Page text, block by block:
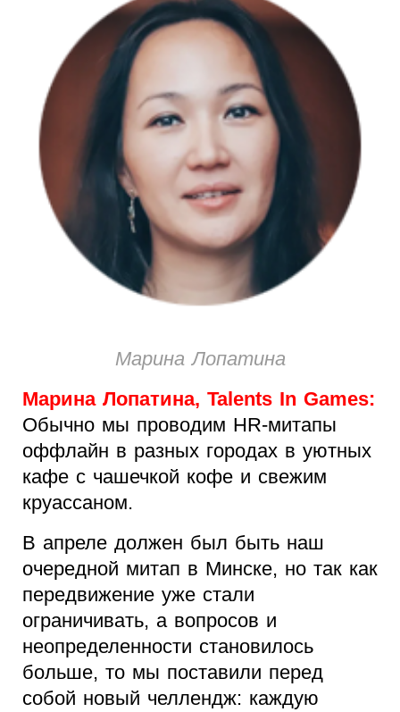
Марина Лопатина
Марина Лопатина, Talents In Games:
Обычно мы проводим HR-митапы
оффлайн в разных городах в уютных
кафе с чашечкой кофе и свежим
круассаном.
В апреле должен был быть наш
очередной митап в Минске, но так как
передвижение уже стали
ограничивать, а вопросов и
неопределенности становилось
больше, то мы поставили перед
собой новый челлендж: каждую